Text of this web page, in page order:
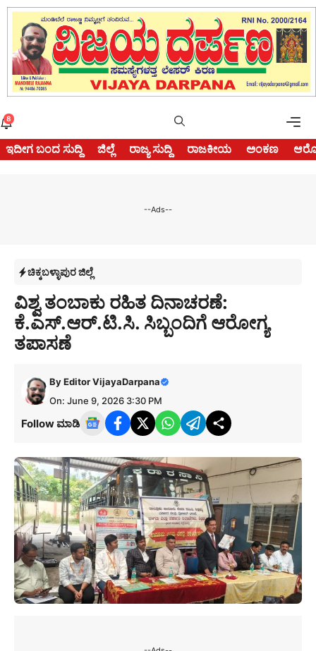
Skip
content
8
ಇದೀಗ ಬಂದ ಸುದ್ದಿ ಜಿಲ್ಲೆ ರಾಜ್ಯ ಸುದ್ದಿ ರಾಜಕೀಯ ಅಂಕಣ
--Ads--
ಚಿಕ್ಕಬಳ್ಳಾಪುರ ಜಿಲ್ಲೆ
ವಿಶ್ವ ತಂಬಾಕು ರಹಿತ ದಿನಾಚರಣೆ:
ಕೆ.ಎಸ್.ಆರ್.ಟಿ.ಸಿ. ಸಿಬ್ಬಂದಿಗೆ ಆರೋಗ್ಯ
ತಪಾಸಣೆ
ByEditor VijayaDarpana
On: June 9, 2026 3:30 PM
Follow ಮಾಡಿ